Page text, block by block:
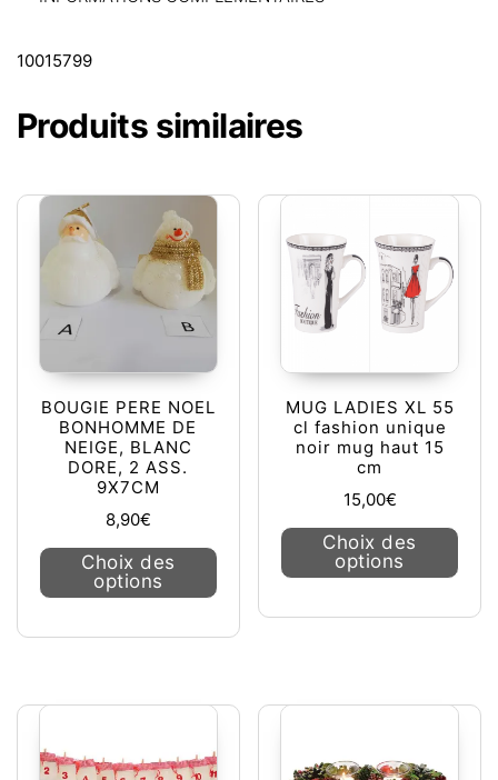
10015799
Produits similaires
BOUGIE PERE NOEL
BONHOMME DE
NEIGE, BLANC
DORE, 2 ASS.
9X7CM
8,90€
Choix des
options
Ce produit a plusieurs variations.
MUG LADIES XL 55
cl fashion unique
noir mug haut 15
cm
15,00€
Choix des
options